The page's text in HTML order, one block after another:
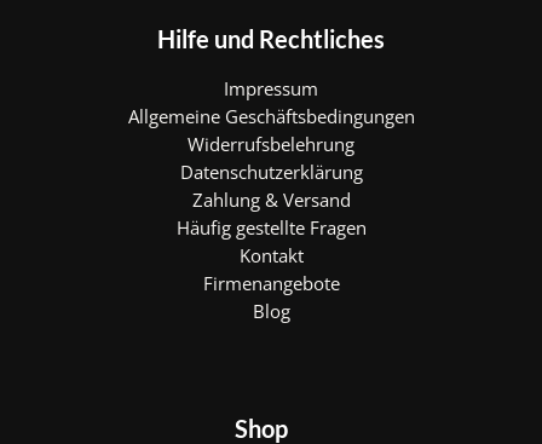
Hilfe und Rechtliches
Impressum
Allgemeine Geschäftsbedingungen
Widerrufsbelehrung
Datenschutzerklärung
Zahlung & Versand
Häufig gestellte Fragen
Kontakt
Firmenangebote
Blog
Shop